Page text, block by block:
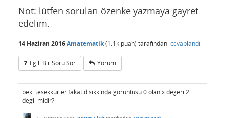
Not: lütfen soruları özenke yazmaya gayret
edelim.
14 Haziran 2016Amatematik(1.1k puan) tarafından cevaplandı
Ilgili Bir Soru Sor Yorum
peki tesekkurler fakat d sikkinda goruntusu 0 olan x degeri 2
degil midir?